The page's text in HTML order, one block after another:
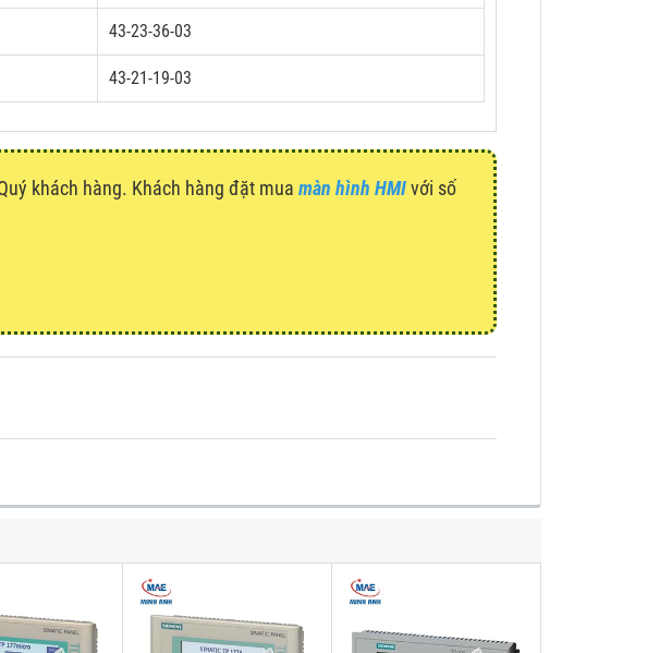
43-23-36-03
43-21-19-03
khách hàng. Khách hàng đặt mua màn hình HMIvới số